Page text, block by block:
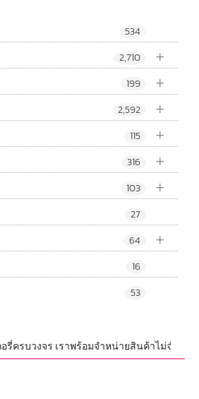
534
+
2,710
+
199
+
2,592
+
115
+
316
+
103
27
+
64
16
53
บวงจร เราพร้อมจำหน่ายสินค้าไม่จำกัดจ